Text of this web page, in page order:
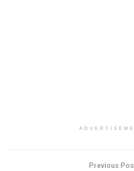
Previous